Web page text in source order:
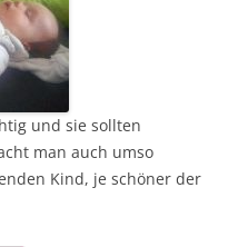
und sie sollten
man auch umso
Kind, je schöner der